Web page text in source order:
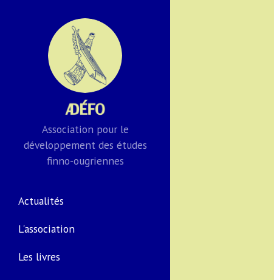
Association pour le
développement des études
finno-ougriennes
Actualités
L'association
Les livres